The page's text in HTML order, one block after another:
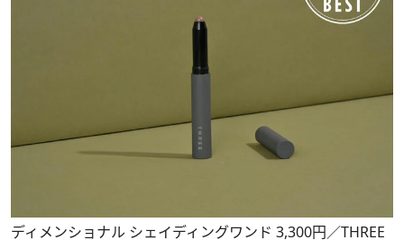
ディメンショナル シェイディングワンド 3,300円／THREE